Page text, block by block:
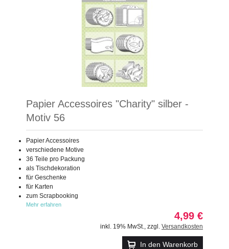
Papier Accessoires "Charity" silber -
Motiv 56
Papier Accessoires
verschiedene Motive
36 Teile pro Packung
als Tischdekoration
für Geschenke
für Karten
zum Scrapbooking
Mehr erfahren
4,99 €
inkl. 19% MwSt. zzgl. Versandkosten
In den Warenkorb